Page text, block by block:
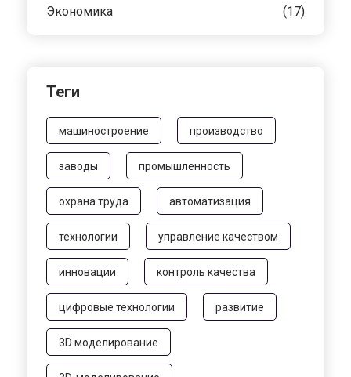
Экономика (17)
Теги
машиностроение производство
заводы промышленность
охрана труда автоматизация
технологии управление качеством
инновации контроль качества
цифровые технологии развитие
3D моделирование